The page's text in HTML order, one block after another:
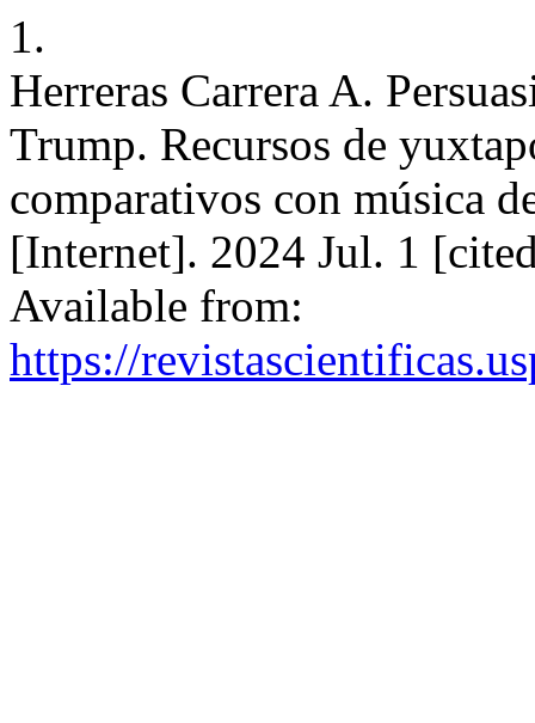
1.
Herreras Carrera A.
Trump. Recursos de
comparativos con música
[Internet]. 2024 Jul. 1
Available from:
https://